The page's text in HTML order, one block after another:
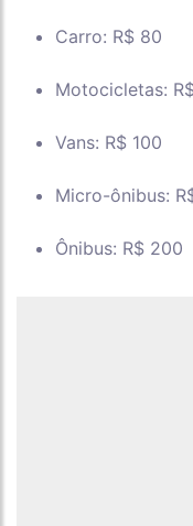
Carro: R$ 80
Motocicletas:
Vans: R$ 100
Micro-ônibus:
Ônibus: R$ 200